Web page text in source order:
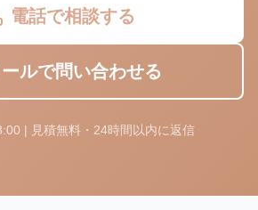
電話で相談する
ールで問い合わせる
| 見積無料・24時間以内に返信